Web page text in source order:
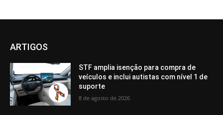
ARTIGOS
STF amplia isenção para compra de
veículos e inclui autistas com nível 1 de
suporte
8 de agosto de 2026